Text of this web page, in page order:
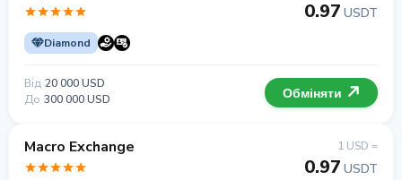
Diamond
0.97 USDT
Від 20 000 USD
До 300 000 USD Обміняти
Macro Exchange 1 USD =
0.97 USDT